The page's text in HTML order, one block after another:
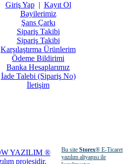
Giriş Yap| Kayıt Ol
Bayilerimiz
Şans Çarkı
Sipariş Takibi
Sipariş Takibi
Karşılaştırma Ürünlerim
Ödeme Bildirimi
Banka Hesaplarımız
İade Talebi (Sipariş No)
İletişim
Bu siteStorex® E-Ticaret
yazılım altyapısı ile